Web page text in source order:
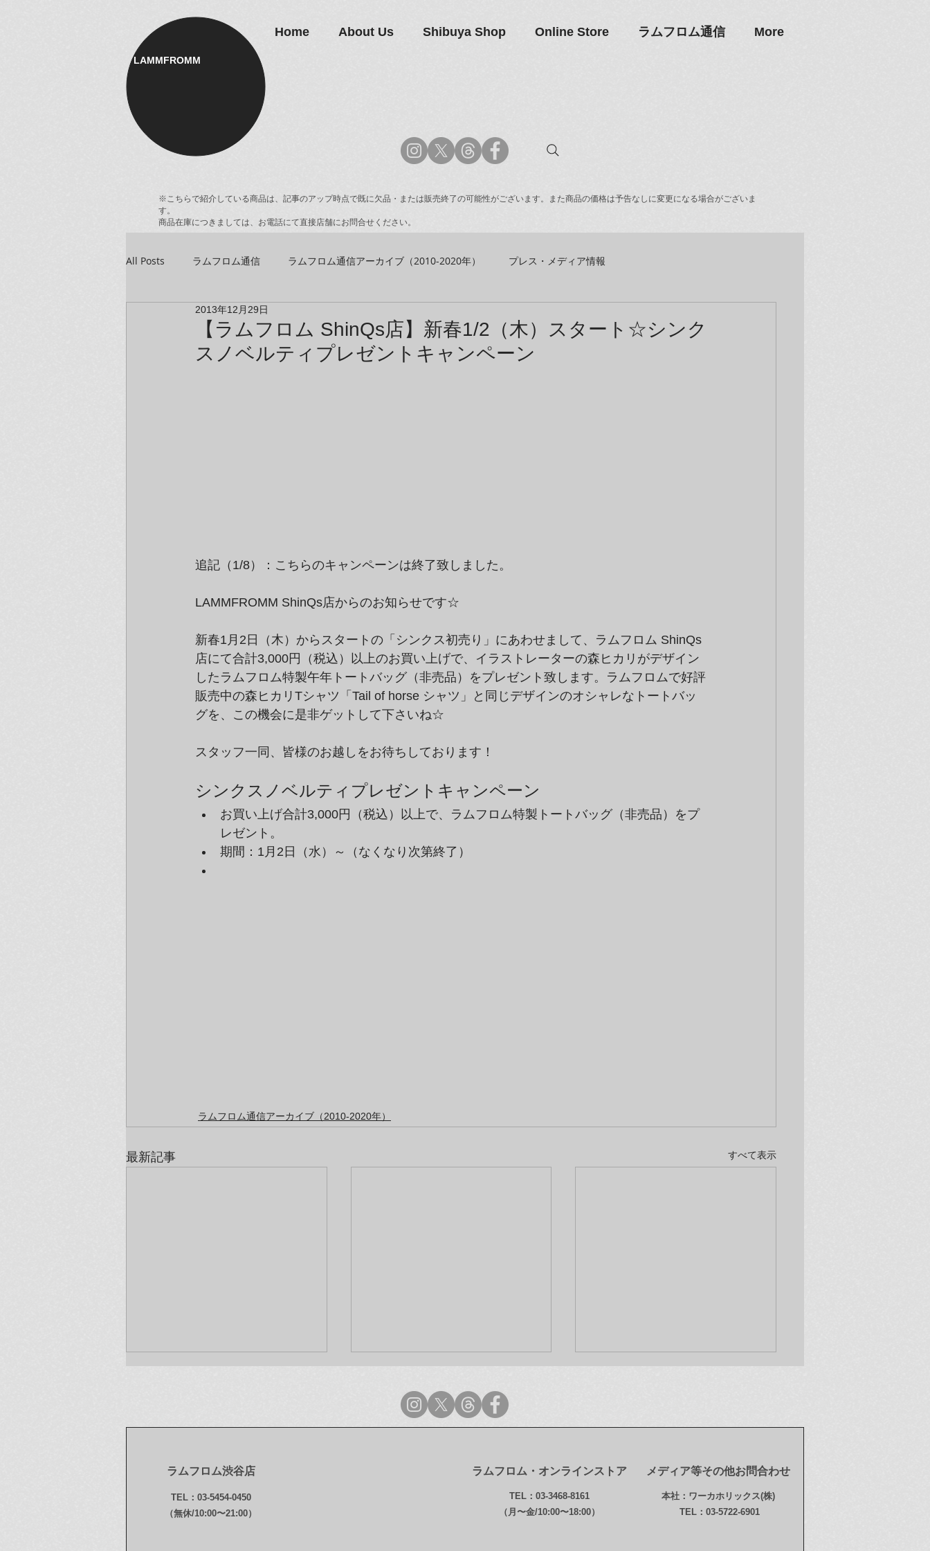
LAMMFROMM​
Home About Us Shibuya Shop Online Store ラムフロム通信 More
※こちらで紹介している商品は、記事のアップ時点で既に欠品・または販売終了の可能性がございます。また商品の価格は予告なしに変更になる場合がございま
す。
商品在庫につきましては、お電話にて直接店舗にお問合せください。
All Posts ラムフロム通信 ラムフロム通信アーカイブ（2010-2020年） プレス・メディア情報
アーティスト＆クリエイター紹介
【ラムフロム ShinQs店】新春1/2（木）スタート☆シンク
スノベルティプレゼントキャンペーン
2013年12月29日
追記（1/8）：こちらのキャンペーンは終了致しました。
LAMMFROMM ShinQs店からのお知らせです☆
新春1月2日（木）からスタートの「シンクス初売り」にあわせまして、ラムフロム ShinQs
店にて合計3,000円（税込）以上のお買い上げで、イラストレーターの森ヒカリがデザイン
したラムフロム特製午年トートバッグ（非売品）をプレゼント致します。ラムフロムで好評
販売中の森ヒカリTシャツ「Tail of horse シャツ」と同じデザインのオシャレなトートバッ
グを、この機会に是非ゲットして下さいね☆
スタッフ一同、皆様のお越しをお待ちしております！
シンクスノベルティプレゼントキャンペーン
お買い上げ合計3,000円（税込）以上で、ラムフロム特製トートバッグ（非売品）をプ
レゼント。
期間：1月2日（水）～（なくなり次第終了）
ラムフロム通信アーカイブ（2010-2020年）
最新記事 すべて表示
本年最後のお知らせです〜♪
ラムフロム年末年始営業のご
【最新情報(12/9)】オンライ
ンストア「奈良美智 ドラミン
ラムフロム渋谷店
TEL：03-5454-0450
（無休/10:00〜21:00）
ラムフロム・オンラインストア
TEL：03-3468-8161
（月〜金/10:00〜18:00）
メディア等その他お問合わせ
本社：ワーカホリックス(株)
TEL：03-5722-6901